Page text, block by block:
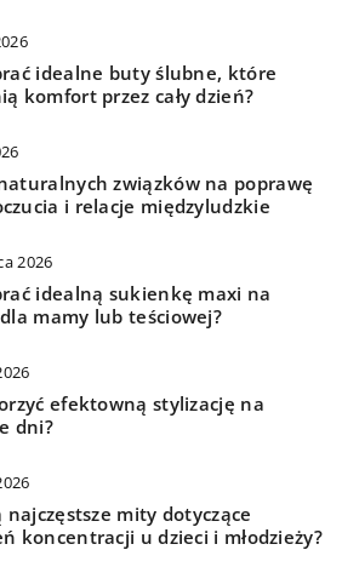
idealne buty ślubne, które
komfort przez cały dzień?
związków na poprawę
i relacje międzyludzkie
2026
idealną sukienkę maxi na
mamy lub teściowej?
efektowną stylizację na
dni?
najczęstsze mity dotyczące
koncentracji u dzieci i młodzieży?